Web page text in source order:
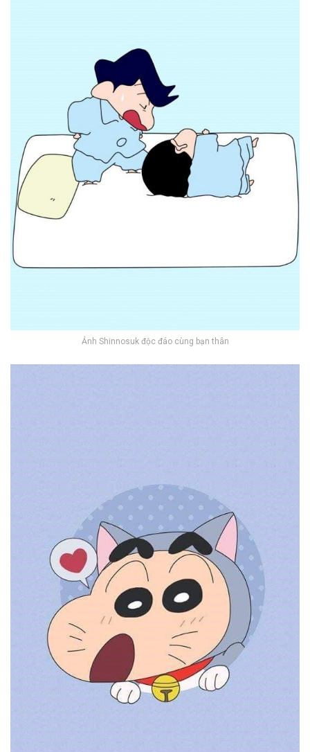
Ảnh Shinnosuk độc đáo cùng bạn thân